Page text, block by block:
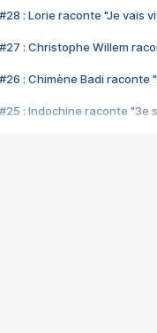
#28 : Lorie raconte "Je vais
#27 : Christophe Willem
#26 : Chimène Badi raconte
#25 : Indochine raconte "3e